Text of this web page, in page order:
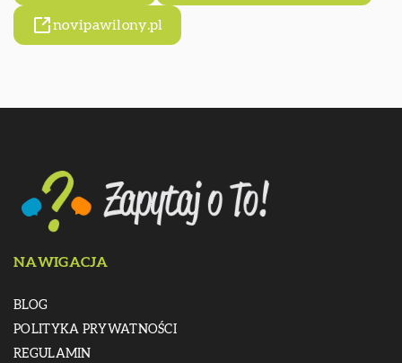
novipawilony.pl
NAWIGACJA
BLOG
POLITYKA PRYWATNOŚCI
REGULAMIN